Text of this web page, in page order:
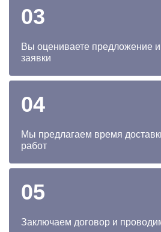
03
Вы оцениваете предложение
заявки
04
Мы предлагаем время
работ
05
Заключаем договор и